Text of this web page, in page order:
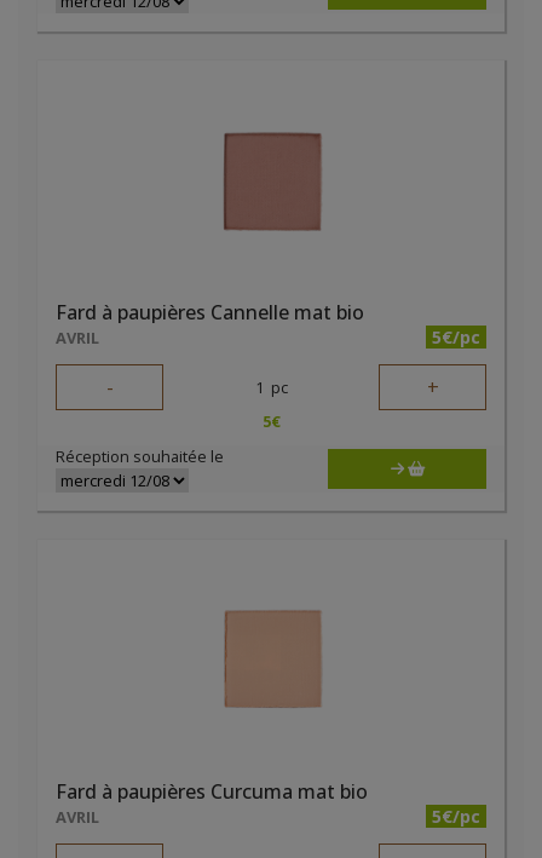
Fard à paupières Cannelle mat bio
AVRIL 5€/pc
- 1 pc +
5€
Réception souhaitée le
Fard à paupières Curcuma mat bio
AVRIL 5€/pc